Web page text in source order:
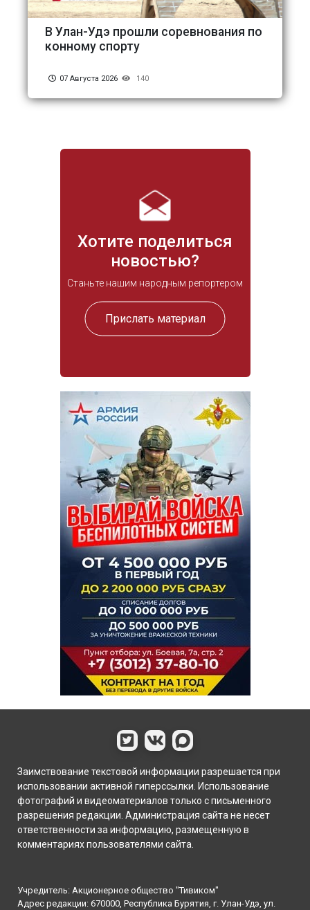
Хотите поделиться
новостью?
Станьте нашим народным репортером
Прислать материал
В Улан-Удэ прошли соревнования по
конному спорту
07 Августа 2026 140
Заимствование текстовой информации разрешается при
использовании активной гиперссылки. Использование
фотографий и видеоматериалов только с письменного
разрешения редакции. Администрация сайта не несет
ответственности за информацию, размещенную в
комментариях пользователями сайта.
Учредитель: Акционерное общество "Тивиком"
Адрес редакции: 670000, Республика Бурятия, г. Улан-Удэ, ул.